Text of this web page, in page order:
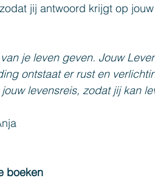
jij antwoord krijgt op
je leven geven. Jouw
ontstaat er rust en
levensreis, zodat jij kan
boeken